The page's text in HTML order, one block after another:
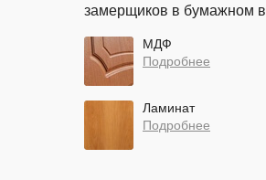
замерщиков в бумажном
МДФ
Подробнее
Ламинат
Подробнее